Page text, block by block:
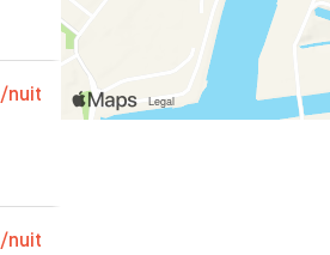
/nuit
/nuit